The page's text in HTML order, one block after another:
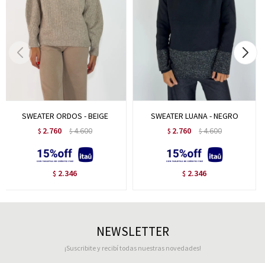
SWEATER ORDOS - BEIGE
$ 2.760 $4.600
$ 2.346
SWEATER LUANA - NEGRO
$ 2.760 $4.600
$ 2.346
NEWSLETTER
¡Suscribite y recibí todas nuestras novedades!